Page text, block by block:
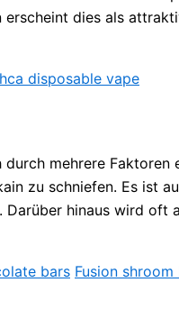
erscheint dies als
disposable vape
mehrere
zu schniefen. Es ist
hinaus wird oft
bars Fusion shroom